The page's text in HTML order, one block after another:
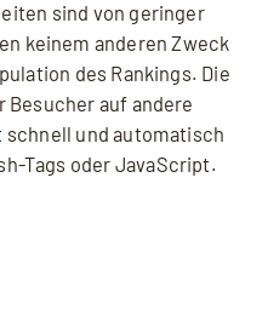
sind von geringer
keinem anderen Zweck
des Rankings. Die
Besucher auf andere
und automatisch
Tags oder JavaScript.